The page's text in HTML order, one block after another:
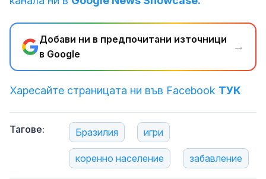
Добави ни в предпочитани източници
в Google
→
Харесайте страницата ни във Facebook ТУК
Тагове: Бразилия игри
коренно население забавление